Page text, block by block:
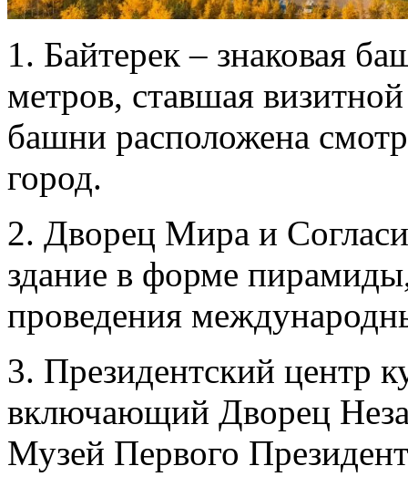
1. Байтерек – знаковая
метров, ставшая
башни расположена
город.
2. Дворец Мира и
здание в форме
проведения
3. Президентский центр
включающий Дворец
Музей Первого